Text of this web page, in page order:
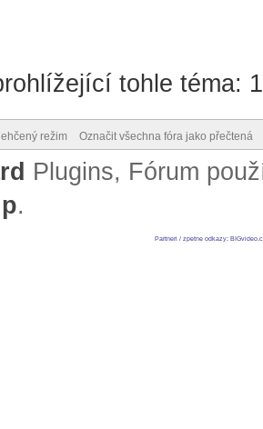
tohle téma:
režim Označit všechna fóra jako přečtená
Plugins, Fórum
.
Partneri / zpetne odkazy: